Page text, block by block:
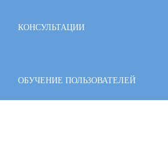
КОНСУЛЬТАЦИИ
ОБУЧЕНИЕ ПОЛЬЗОВАТЕЛЕЙ